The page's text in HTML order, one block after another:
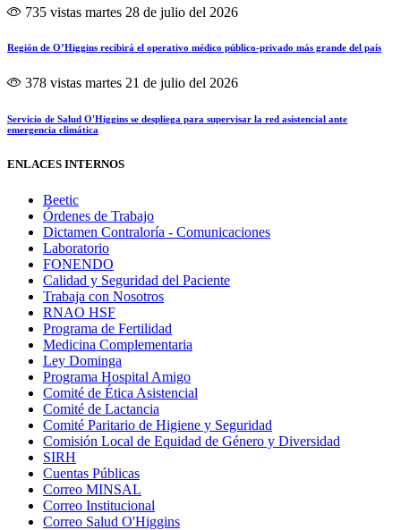
735 vistas martes 28 de julio del 2026
Región de O’Higgins recibirá el operativo médico público-privado más grande del país
378 vistas martes 21 de julio del 2026
Servicio de Salud O'Higgins se despliega para supervisar la red asistencial ante
emergencia climática
ENLACES INTERNOS
Beetic
Órdenes de Trabajo
Dictamen Contraloría - Comunicaciones
Laboratorio
FONENDO
Calidad y Seguridad del Paciente
Trabaja con Nosotros
RNAO HSF
Programa de Fertilidad
Medicina Complementaria
Ley Dominga
Programa Hospital Amigo
Comité de Ética Asistencial
Comité de Lactancia
Comité Paritario de Higiene y Seguridad
Comisión Local de Equidad de Género y Diversidad
SIRH
Cuentas Públicas
Correo MINSAL
Correo Institucional
Correo Salud O'Higgins